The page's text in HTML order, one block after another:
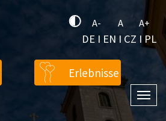
A- A A+
DE I EN I CZ I PL
Erlebnisse